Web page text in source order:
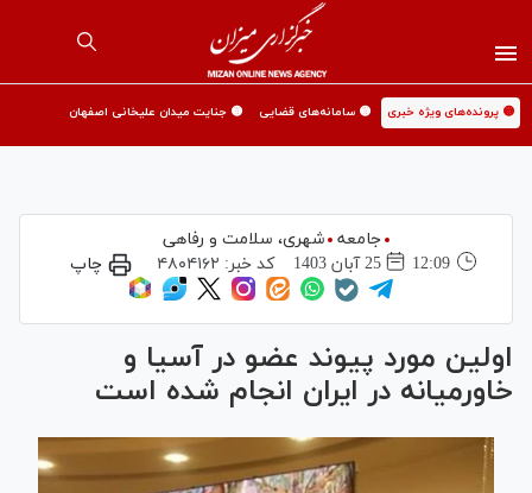
🟡 پرونده‌های ویژه خبری 🟡 سامانه‌های قضایی 🟡 جنایت میدان علیخانی اصفهان
جامعه
شهری،‌ سلامت و رفاهی
12:09
25 آبان 1403 کد خبر: ۴۸۰۴۱۶۲ چاپ
اولین مورد پیوند عضو در آسیا و
خاورمیانه در ایران انجام شده است